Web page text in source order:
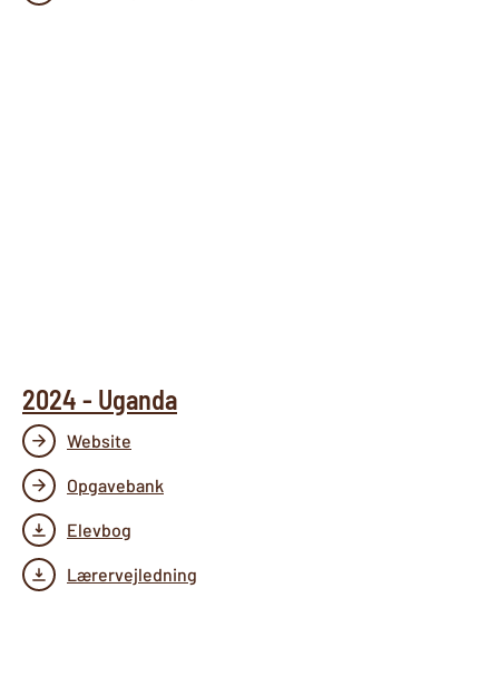
2024 - Uganda
Website
Opgavebank
Elevbog
Lærervejledning